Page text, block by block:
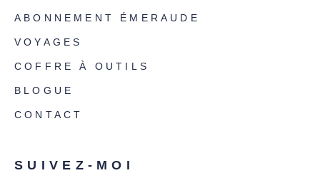
ABONNEMENT ÉMERAUDE
VOYAGES
COFFRE À OUTILS
BLOGUE
CONTACT
SUIVEZ-MOI